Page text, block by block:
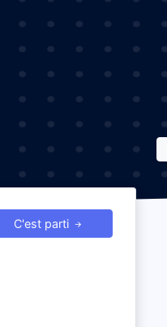
C'est parti